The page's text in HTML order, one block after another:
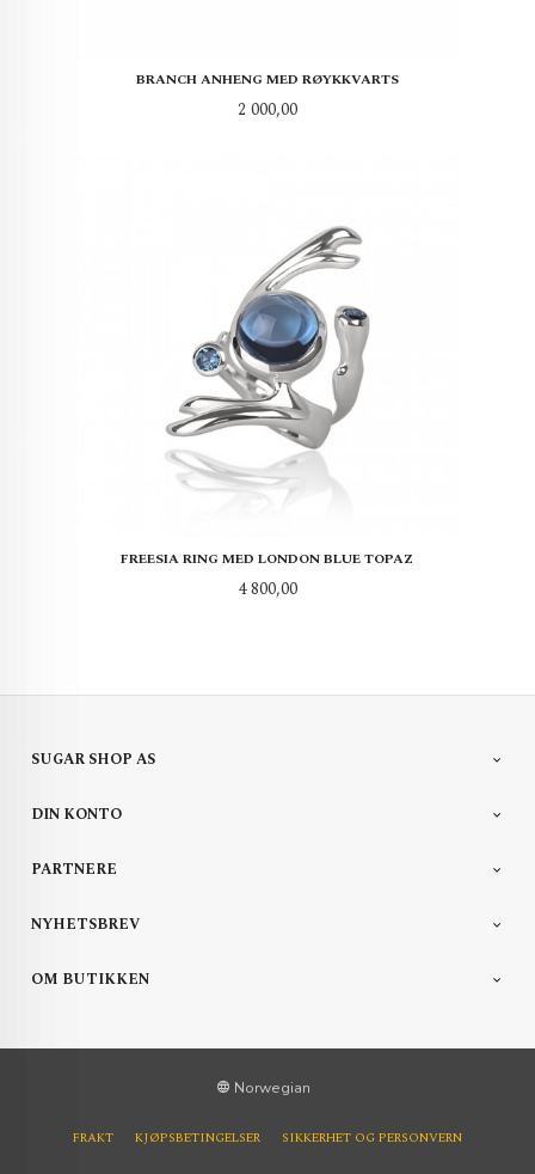
BRANCH ANHENG MED RØYKKVARTS
Pris
2 000,00
FREESIA RING MED LONDON BLUE TOPAZ
Pris
4 800,00
SUGAR SHOP AS
DIN KONTO
PARTNERE
NYHETSBREV
OM BUTIKKEN
Norwegian
FRAKT KJØPSBETINGELSER SIKKERHET OG PERSONVERN